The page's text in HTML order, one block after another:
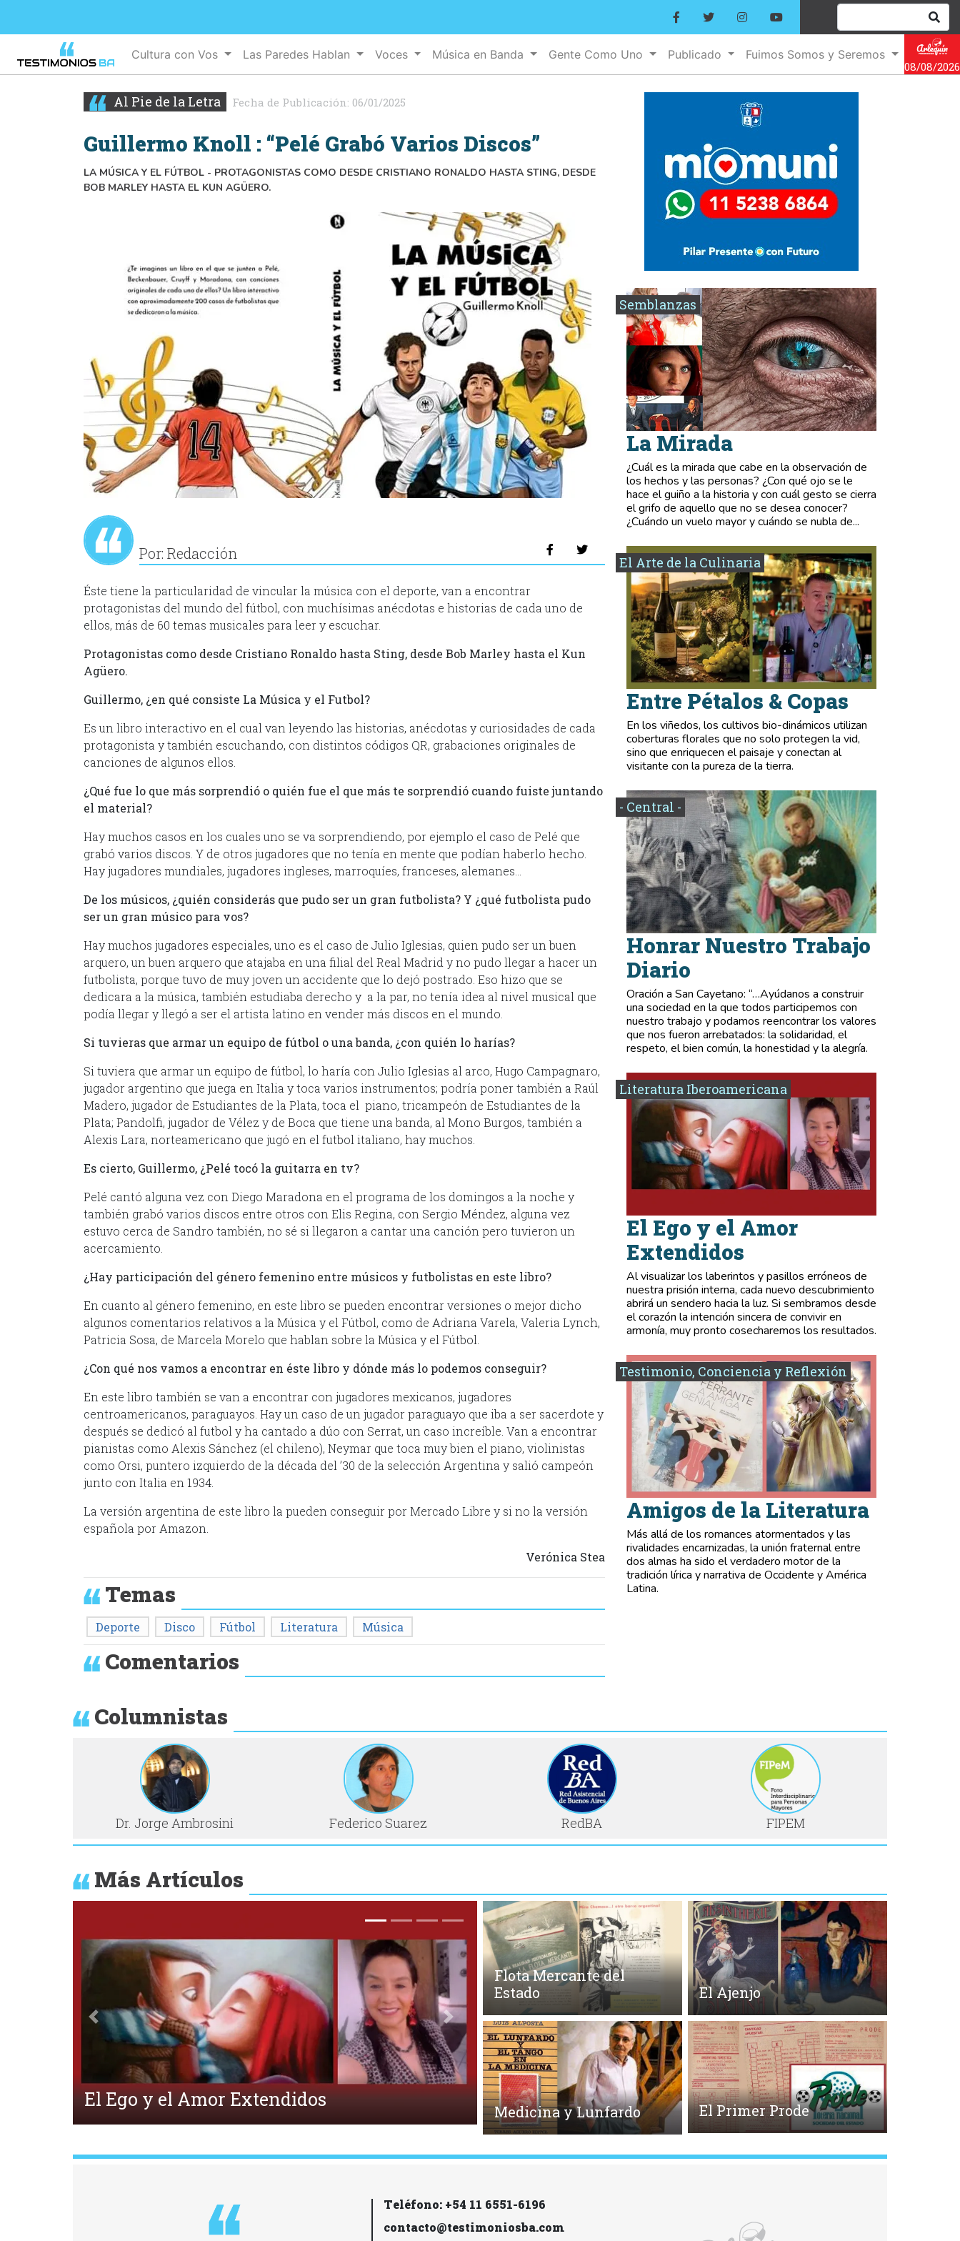
Cultura con Vos Las Paredes Hablan Voces Música en Banda Gente Como Uno Publicado
Fuimos Somos y Seremos
08/08/2026
Al Pie de la Letra Fecha de Publicación: 06/01/2025
Guillermo Knoll : “Pelé Grabó Varios Discos”
LA MÚSICA Y EL FÚTBOL - PROTAGONISTAS COMO DESDE CRISTIANO RONALDO HASTA STING, DESDE
BOB MARLEY HASTA EL KUN AGÜERO.
Por: Redacción
Éste tiene la particularidad de vincular la música con el deporte, van a encontrar
protagonistas del mundo del fútbol, con muchísimas anécdotas e historias de cada uno de
ellos, más de 60 temas musicales para leer y escuchar.
Protagonistas como desde Cristiano Ronaldo hasta Sting, desde Bob Marley hasta el Kun
Agüero.
Guillermo, ¿en qué consiste La Música y el Futbol?
Es un libro interactivo en el cual van leyendo las historias, anécdotas y curiosidades de cada
protagonista y también escuchando, con distintos códigos QR, grabaciones originales de
canciones de algunos ellos.
¿Qué fue lo que más sorprendió o quién fue el que más te sorprendió cuando fuiste juntando
el material?
Hay muchos casos en los cuales uno se va sorprendiendo, por ejemplo el caso de Pelé que
grabó varios discos. Y de otros jugadores que no tenía en mente que podían haberlo hecho.
Hay jugadores mundiales, jugadores ingleses, marroquíes, franceses, alemanes…
De los músicos, ¿quién considerás que pudo ser un gran futbolista? Y ¿qué futbolista pudo
ser un gran músico para vos?
Hay muchos jugadores especiales, uno es el caso de Julio Iglesias, quien pudo ser un buen
arquero, un buen arquero que atajaba en una filial del Real Madrid y no pudo llegar a hacer un
futbolista, porque tuvo de muy joven un accidente que lo dejó postrado. Eso hizo que se
dedicara a la música, también estudiaba derecho y a la par, no tenía idea al nivel musical que
podía llegar y llegó a ser el artista latino en vender más discos en el mundo.
Si tuvieras que armar un equipo de fútbol o una banda, ¿con quién lo harías?
Si tuviera que armar un equipo de fútbol, lo haría con Julio Iglesias al arco, Hugo Campagnaro,
jugador argentino que juega en Italia y toca varios instrumentos; podría poner también a Raúl
Madero, jugador de Estudiantes de la Plata, toca el piano, tricampeón de Estudiantes de la
Plata; Pandolfi, jugador de Vélez y de Boca que tiene una banda, al Mono Burgos, también a
Alexis Lara, norteamericano que jugó en el futbol italiano, hay muchos.
Es cierto, Guillermo, ¿Pelé tocó la guitarra en tv?
Pelé cantó alguna vez con Diego Maradona en el programa de los domingos a la noche y
también grabó varios discos entre otros con Elis Regina, con Sergio Méndez, alguna vez
estuvo cerca de Sandro también, no sé si llegaron a cantar una canción pero tuvieron un
acercamiento.
¿Hay participación del género femenino entre músicos y futbolistas en este libro?
En cuanto al género femenino, en este libro se pueden encontrar versiones o mejor dicho
algunos comentarios relativos a la Música y el Fútbol, como de Adriana Varela, Valeria Lynch,
Patricia Sosa, de Marcela Morelo que hablan sobre la Música y el Fútbol.
¿Con qué nos vamos a encontrar en éste libro y dónde más lo podemos conseguir?
En este libro también se van a encontrar con jugadores mexicanos, jugadores
centroamericanos, paraguayos. Hay un caso de un jugador paraguayo que iba a ser sacerdote y
después se dedicó al futbol y ha cantado a dúo con Serrat, un caso increíble. Van a encontrar
pianistas como Alexis Sánchez (el chileno), Neymar que toca muy bien el piano, violinistas
como Orsi, puntero izquierdo de la década del ’30 de la selección Argentina y salió campeón
junto con Italia en 1934.
La versión argentina de este libro la pueden conseguir por Mercado Libre y si no la versión
española por Amazon.
Verónica Stea
Temas
Deporte Disco Fútbol Literatura Música
Comentarios
Semblanzas
La Mirada
¿Cuál es la mirada que cabe en la observación de
los hechos y las personas? ¿Con qué ojo se le
hace el guiño a la historia y con cuál gesto se cierra
el grifo de aquello que no se desea conocer?
¿Cuándo un vuelo mayor y cuándo se nubla de...
El Arte de la Culinaria
Entre Pétalos & Copas
En los viñedos, los cultivos bio-dinámicos utilizan
coberturas florales que no solo protegen la vid,
sino que enriquecen el paisaje y conectan al
visitante con la pureza de la tierra.
- Central -
Honrar Nuestro Trabajo
Diario
Oración a San Cayetano: “…Ayúdanos a construir
una sociedad en la que todos participemos con
nuestro trabajo y podamos reencontrar los valores
que nos fueron arrebatados: la solidaridad, el
respeto, el bien común, la honestidad y la alegría.
Literatura Iberoamericana
El Ego y el Amor
Extendidos
Al visualizar los laberintos y pasillos erróneos de
nuestra prisión interna, cada nuevo descubrimiento
abrirá un sendero hacia la luz. Si sembramos desde
el corazón la intención sincera de convivir en
armonía, muy pronto cosecharemos los resultados.
Testimonio, Conciencia y Reflexión
Amigos de la Literatura
Más allá de los romances atormentados y las
rivalidades encarnizadas, la unión fraternal entre
dos almas ha sido el verdadero motor de la
tradición lírica y narrativa de Occidente y América
Latina.
Columnistas
Dr. Jorge Ambrosini Federico Suarez RedBA FIPEM
Más Artículos
¿Qué es la Ecpatía?
Anterior Siguiente
Flota Mercante del
Estado
El Ajenjo
Medicina y Lunfardo El Primer Prode
Teléfono: +54 11 6551-6196
contacto@testimoniosba.com